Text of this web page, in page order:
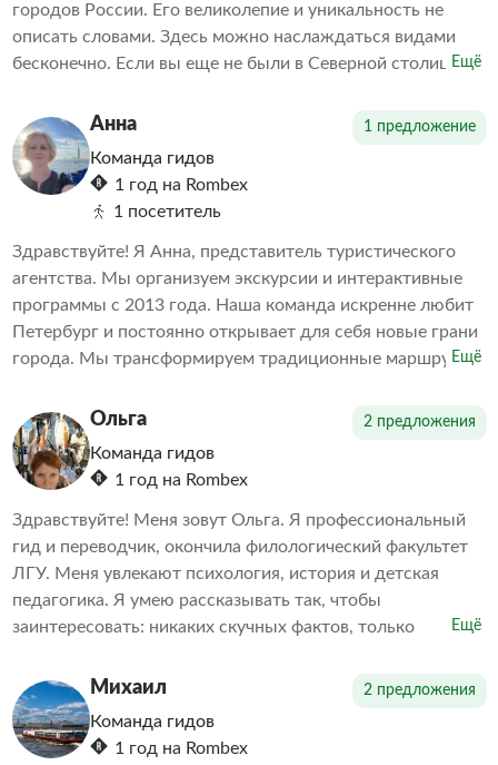
городов России. Его великолепие и уникальность не
описать словами. Здесь можно наслаждаться видами
бесконечно. Если вы еще не были в Северной столице
уникальную возможность познакомиться с главными
достопримечательностями Санкт-Петербурга.
Ещё
Анна 1 предложение
Команда гидов
1 год на Rombex
1 посетитель
Здравствуйте! Я Анна, представитель туристического
агентства. Мы организуем экскурсии и интерактивные
программы с 2013 года. Наша команда искренне любит
Петербург и постоянно открывает для себя новые грани
города. Мы трансформируем традиционные маршруты,
Наша цель — объединить игру и образование. За годы
работы мы убедились, что интерактивные туры с играми
и викторинами интересны не только детям, но и
взрослым.
Ещё
Ольга 2 предложения
Команда гидов
1 год на Rombex
Здравствуйте! Меня зовут Ольга. Я профессиональный
гид и переводчик, окончила филологический факультет
ЛГУ. Меня увлекают психология, история и детская
педагогика. Я умею рассказывать так, чтобы
заинтересовать: никаких скучных фактов, только
прошлого помогает лучше осознать настоящее.
Ещё
Михаил 2 предложения
Команда гидов
1 год на Rombex